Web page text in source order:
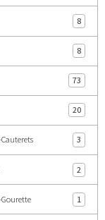
8
8
73
20
3
2
1